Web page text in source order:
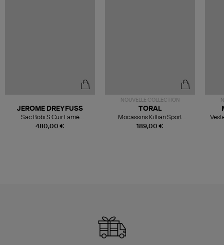
480,00 €
JEROME DREYFUSS
Sac Bobi S Cuir Lamé
Champagne
NOUVELLE COLLECTION
189,00 €
TORAL
Mocassins Killian Sport
Mousse